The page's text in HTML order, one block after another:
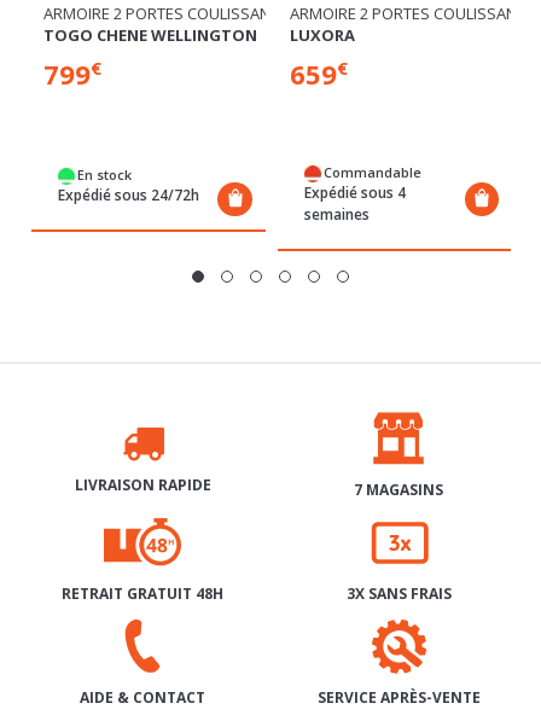
799€ 659€
semaines
LIVRAISON RAPIDE 7 MAGASINS
RETRAIT GRATUIT 48H 3X SANS FRAIS
AIDE & CONTACT SERVICE APRÈS-VENTE